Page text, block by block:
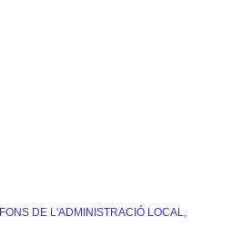
FONS DE L'ADMINISTRACIÓ LOCAL,